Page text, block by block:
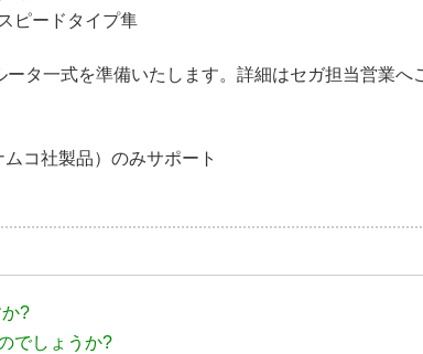
ピードタイプ隼
タ一式を準備いたします。詳細はセガ担当営業へ
コ社製品）のみサポート
?
でしょうか?